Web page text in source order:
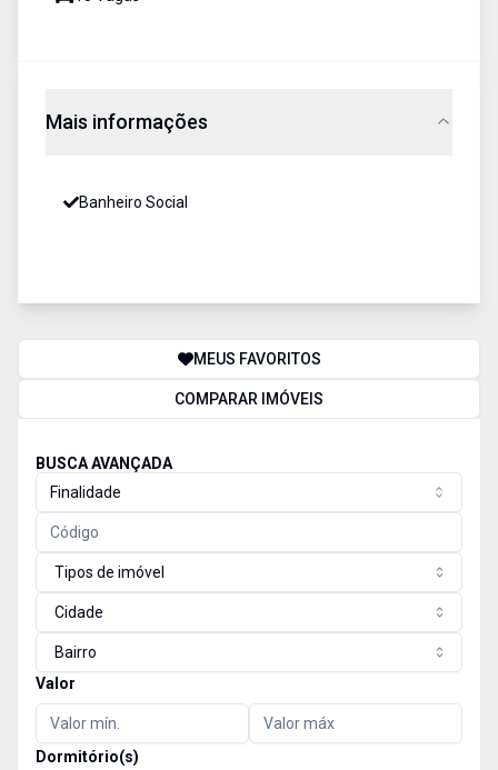
Mais informações
Banheiro Social
MEUS FAVORITOS
COMPARAR IMÓVEIS
BUSCA AVANÇADA
Finalidade
Tipos de imóvel
Cidade
Bairro
Valor
Dormitório(s)